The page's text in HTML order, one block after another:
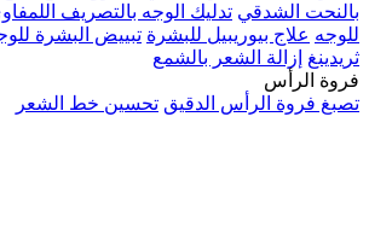
بالنحت الشدقي تدليك الوجه بالتصريف
للوجه علاج بيوريبيل للبشرة تبييض البشرة
ثريدينغ إزالة الشعر بالشمع
فروة الرأس
تصبغ فروة الرأس الدقيق تحسين خط الشعر